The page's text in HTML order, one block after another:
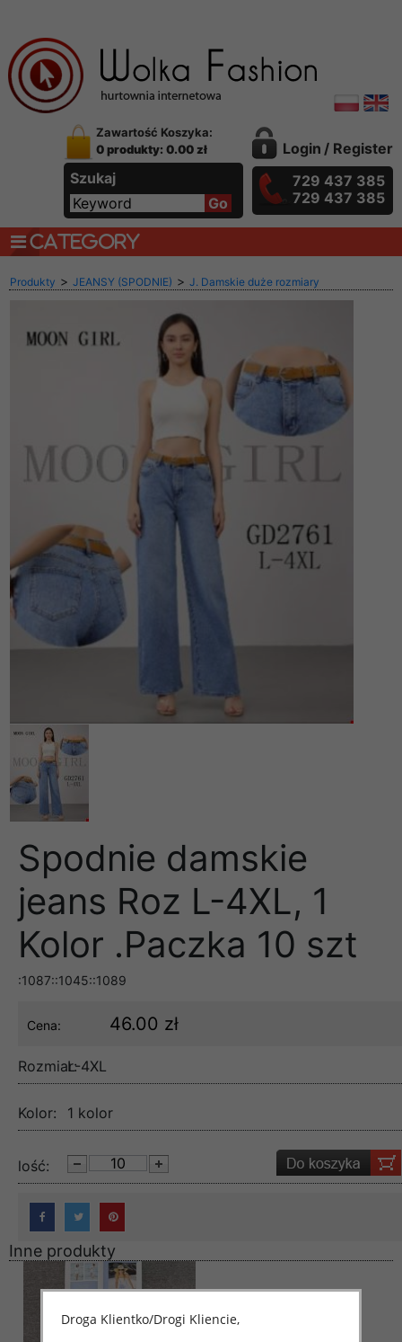
Zawartość Koszyka:
0 produkty: 0.00 zł
Szukaj
Login / Register
729 437 385
729 437 385
CATEGORY
Produkty > JEANSY (SPODNIE) > J. Damskie duże rozmiary
Spodnie damskie
jeans Roz L-4XL, 1
Kolor .Paczka 10 szt
:1087::1045::1089
Cena: 46.00 zł
Rozmiar:L-4XL
Kolor: 1 kolor
lość:
Inne produkty
Droga Klientko/Drogi Kliencie,